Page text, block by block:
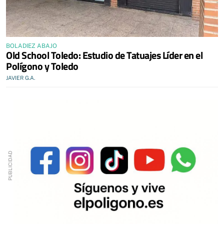
BOLADIEZ ABAJO
Old School Toledo: Estudio de Tatuajes Líder en el
Polígono y Toledo
JAVIER G.A.